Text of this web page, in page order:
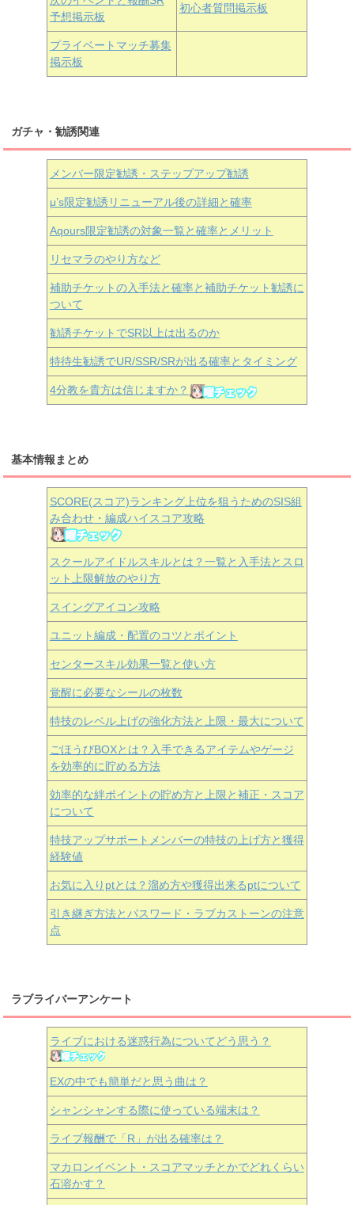
朝香果林 近江彼方 エマ・ヴェルデ
予想掲示板
初心者質問掲示板
プライベートマッチ募集
掲示板
ガチャ・勧誘関連
メンバー限定勧誘・ステップアップ勧誘
μ’s限定勧誘リニューアル後の詳細と確率
Aqours限定勧誘の対象一覧と確率とメリット
リセマラのやり方など
補助チケットの入手法と確率と補助チケット勧誘に
ついて
勧誘チケットでSR以上は出るのか
特待生勧誘でUR/SSR/SRが出る確率とタイミング
4分教を貴方は信じますか？
基本情報まとめ
SCORE(スコア)ランキング上位を狙うためのSIS組
み合わせ・編成ハイスコア攻略
スクールアイドルスキルとは？一覧と入手法とスロ
ット上限解放のやり方
スイングアイコン攻略
ユニット編成・配置のコツとポイント
センタースキル効果一覧と使い方
覚醒に必要なシールの枚数
特技のレベル上げの強化方法と上限・最大について
ごほうびBOXとは？入手できるアイテムやゲージ
を効率的に貯める方法
効率的な絆ポイントの貯め方と上限と補正・スコア
について
特技アップサポートメンバーの特技の上げ方と獲得
経験値
お気に入りptとは？溜め方や獲得出来るptについて
引き継ぎ方法とパスワード・ラブカストーンの注意
点
ラブライバーアンケート
ライブにおける迷惑行為についてどう思う？
EXの中でも簡単だと思う曲は？
シャンシャンする際に使っている端末は？
ライブ報酬で「R」が出る確率は？
マカロンイベント・スコアマッチとかでどれくらい
石溶かす？